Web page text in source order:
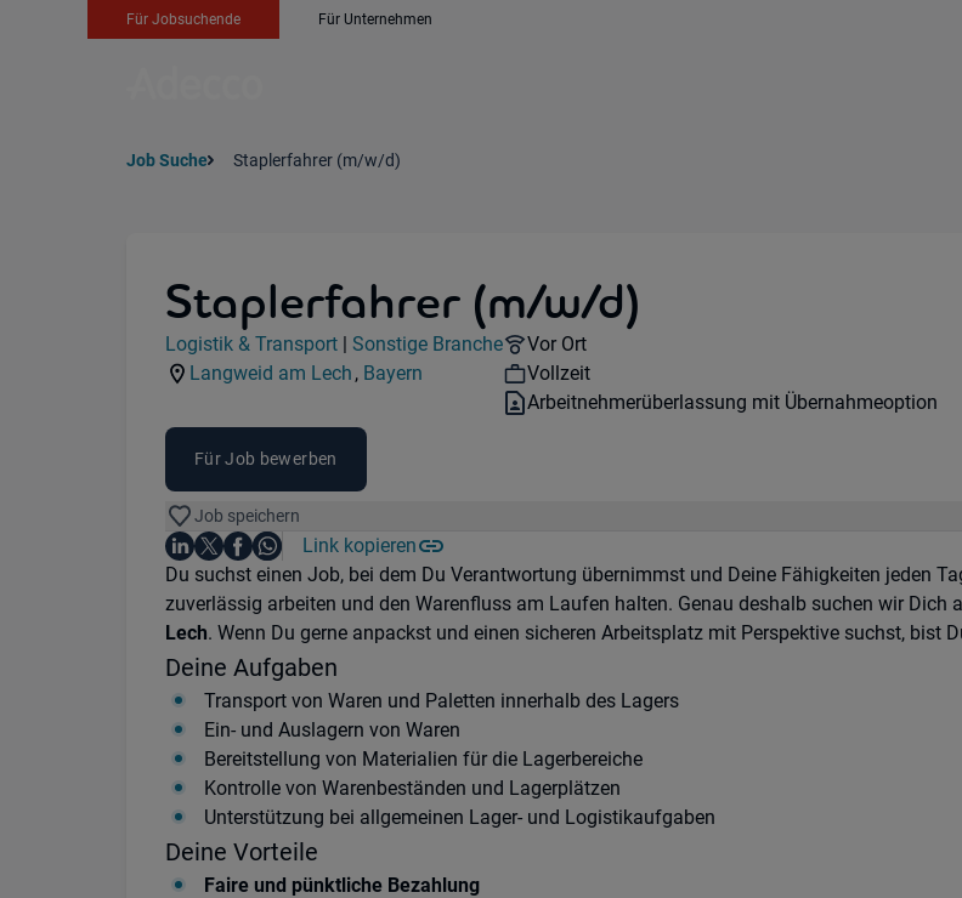
Für Jobsuchende Für Unternehmen
Job Suche Staplerfahrer (m/w/d)
Staplerfahrer (m/w/d)
Jobdetails
Kategorie:
Logistik & Transport |
Industry:
Sonstige Branche
Standorte:
Langweid am Lech ,
Region:
Bayern
Remote Option:
Vor Ort
Workhours:
Vollzeit
Vertragsart:
Arbeitnehmerüberlassung mit Übernahmeoption
Für Job bewerben
Job speichern
Teile diesen Job
Auf LinkedIn teilen
Auf X teilen
Auf Facebook teilen
Auf WhatsApp teilen
Link kopieren
Einleitung
Du suchst einen Job, bei dem Du Verantwortung übernimmst und Deine Fähigkeiten jeden
zuverlässig arbeiten und den Warenfluss am Laufen halten. Genau deshalb suchen wir Dich
Lech. Wenn Du gerne anpackst und einen sicheren Arbeitsplatz mit Perspektive suchst, bist
Deine Aufgaben
Transport von Waren und Paletten innerhalb des Lagers
Ein- und Auslagern von Waren
Bereitstellung von Materialien für die Lagerbereiche
Kontrolle von Warenbeständen und Lagerplätzen
Unterstützung bei allgemeinen Lager- und Logistikaufgaben
Deine Vorteile
Faire und pünktliche Bezahlung